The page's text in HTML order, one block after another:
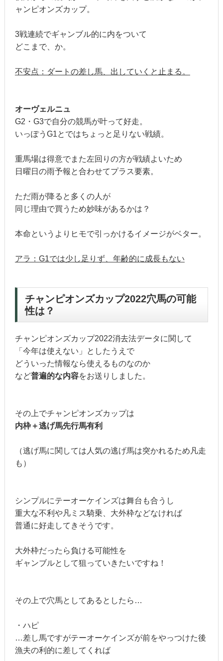
ャンピオンズカップ。
3戦連続でギャンブル的に内をついて
どこまで、か。
不安点：ダートの差し馬、出していくと止まる。
オーヴェルニュ
G2・G3で自分の競馬が叶って好走。
いっぽうG1とではちょっと足りない戦績。
重馬場は得意でまた左回りの方が戦績よいため
日曜日の雨予報と合わせてプラス要素。
ただ雨が降ると多くの人が
同じ理由で買うため妙味があるかは？
本命というよりヒモで引っかけるイメージがベター。
アラ：G1では少し足りず、年齢的に成長もない
チャンピオンズカップ2022穴馬の可能
性は？
チャンピオンズカップ2022消去法データに関して
「今年は使えない」としたうえで
どういった情報なら使えるものなのか
など普遍的な内容をお送りしました。
その上でチャンピオンズカップは
内枠＋逃げ馬先行馬有利
（逃げ馬に関しては人気の逃げ馬は突かれるため凡走
も）
シンプルにテーオーケインズは舞台も合うし
重大な不利や凡ミス騎乗、大外枠などなければ
普通に好走してきそうです。
大外枠だったら負ける可能性を
ギャンブルとして狙っていきたいですね！
その上で穴馬としてあるとしたら…
・ハピ
…差し馬ですがテーオーケインズが前をやっつけた後
漁夫の利的に差してくれば